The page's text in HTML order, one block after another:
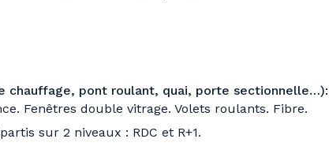
chauffage, pont roulant, quai, porte sectionnelle…):
Fenêtres double vitrage. Volets roulants. Fibre.
sur 2 niveaux : RDC et R+1.